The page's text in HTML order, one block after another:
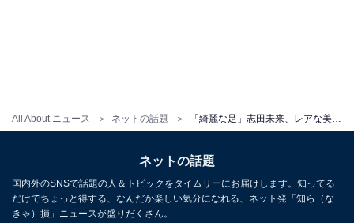
All About ニュース ネットの話題
ネットの話題
国内外のSNSで話題の人＆トピックをタイムリーにお届けします。知ってる
だけでちょっと得する、なんだか楽しい気分になれる、ネット発「知ら（な
きゃ）損」ニュースが盛りだくさん。